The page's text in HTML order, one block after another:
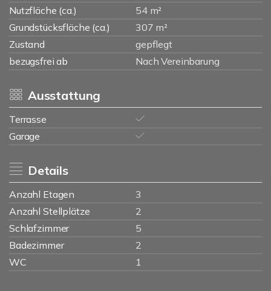
Nutzfläche (ca.)
54 m²
Grundstücksfläche (ca.)
307 m²
Zustand
gepflegt
bezugsfrei ab
Nach Vereinbarung
Ausstattung
Terrasse
Garage
Details
Anzahl Etagen
3
Anzahl Stellplätze
2
Schlafzimmer
5
Badezimmer
2
WC
1